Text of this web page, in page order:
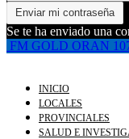
Se te ha enviado una
FM GOLD ORAN
INICIO
LOCALES
PROVINCIALES
SALUD E